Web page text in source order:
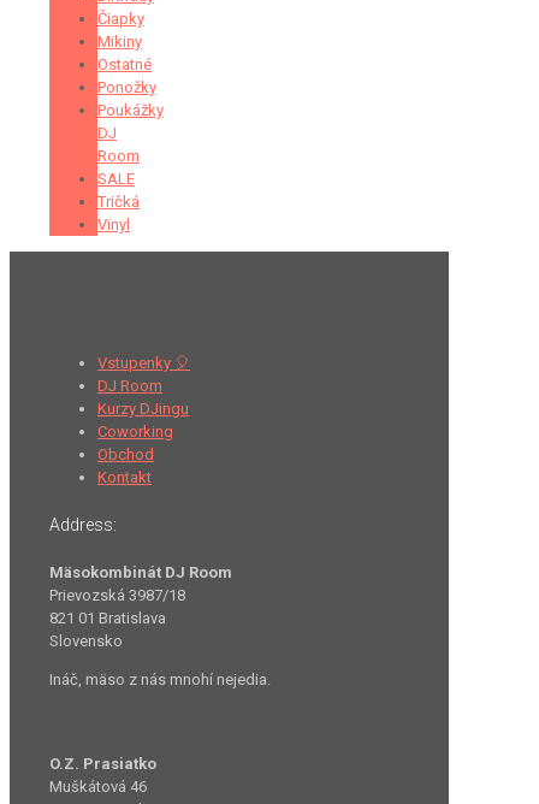
Čiapky
Mikiny
Ostatné
Ponožky
Poukážky
DJ
Room
SALE
Tričká
Vinyl
Vstupenky 🎈
DJ Room
Kurzy DJingu
Coworking
Obchod
Kontakt
Address:
Mäsokombinát DJ Room
Prievozská 3987/18
821 01 Bratislava
Slovensko
Ináč, mäso z nás mnohí nejedia.
O.Z. Prasiatko
Muškátová 46